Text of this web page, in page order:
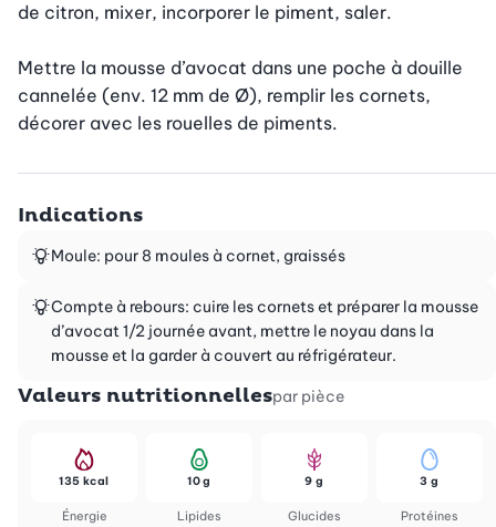
de citron, mixer, incorporer le piment, saler.
Mettre la mousse d’avocat dans une poche à douille
cannelée (env. 12 mm de Ø), remplir les cornets,
décorer avec les rouelles de piments.
Indications
Moule: pour 8 moules à cornet, graissés
Compte à rebours: cuire les cornets et préparer la mousse
d’avocat 1/2 journée avant, mettre le noyau dans la
mousse et la garder à couvert au réfrigérateur.
Valeurs nutritionnellespar pièce
Énergie
135 kcal
Lipides
10 g
Glucides
9 g
Protéines
3 g